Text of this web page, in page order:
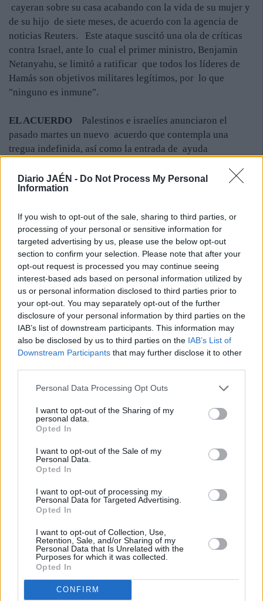
Diario JAÉN - Do Not Process My Personal
Information
If you wish to opt-out of the sale, sharing to third parties, or
processing of your personal or sensitive information for
targeted advertising by us, please use the below opt-out
section to confirm your selection. Please note that after your
opt-out request is processed you may continue seeing
interest-based ads based on personal information utilized by
us or personal information disclosed to third parties prior to
your opt-out. You may separately opt-out of the further
disclosure of your personal information by third parties on the
IAB’s list of downstream participants. This information may
also be disclosed by us to third parties on the IAB’s List of
Downstream Participants that may further disclose it to other
Personal Data Processing Opt Outs
I want to opt-out of the Sharing of my
personal data.
Opted In
I want to opt-out of the Sale of my
Personal Data.
Opted In
I want to opt-out of processing my
Personal Data for Targeted Advertising.
Opted In
I want to opt-out of Collection, Use,
Retention, Sale, and/or Sharing of my
Personal Data that Is Unrelated with the
Purposes for which it was collected.
Opted In
CONFIRM
cayeran sobre su casa acabando con la vida de su mujer y
de su hijo de siete meses, de acuerdo con la agencia de
noticias Reuters. Este ataque suscitó una ola de críticas
contra Israel, ante lo cual el primer ministro, Benjamin
Netanyahu, se limitó a ratificar que todos los líderes de
Hamás son objetivos militares legítimos, por lo que
"ninguno es inmune".
EL ACUERDO Palestinos e israelíes anunciaron el
pasado martes un nuevo acuerdo que contempla una
tregua indefinida, así como la entrada de ayuda
Gaza, entre otras cosas. Egipto, que ha ejercido de
mediador para alcanzar este acuerdo, ha añadido que las
sobre otras cuestiones "se reanudarán en un mes desde el
inicio del alto el fuego". El Gobierno israelí, por su parte,
ya ha adelantado que solo aceptará volver a las
conversaciones en El Cairo con las facciones palestinas si
se produce un "cese total" del lanzamiento de cohetes
desde la Franja de Gaza. Antes de que entrara en vigor
este alto el fuego, diez palestinos y un israelí han muerto,
elevando a 2.141 los palestinos y a 69 los israelíes que
han fallecido en estos casi dos meses de fuego cruzado
entre la Franja de Gaza e Israel.